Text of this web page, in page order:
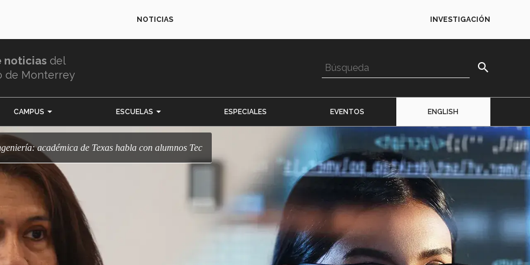
NOTICIAS INVESTIGACIÓN
noticias del
de Monterrey
search
CAMPUS ESCUELAS ESPECIALES EVENTOS ENGLISH
académica de Texas habla con alumnos Tec